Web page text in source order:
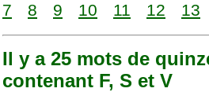
7
8 9 10 11 12 13
Il y a 25 mots de
contenant F, S et V